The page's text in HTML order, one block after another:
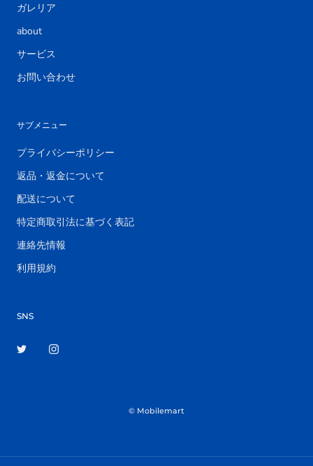
ガレリア
about
サービス
お問い合わせ
サブメニュー
プライバシーポリシー
返品・返金について
配送について
特定商取引法に基づく表記
連絡先情報
利用規約
SNS
© Mobilemart